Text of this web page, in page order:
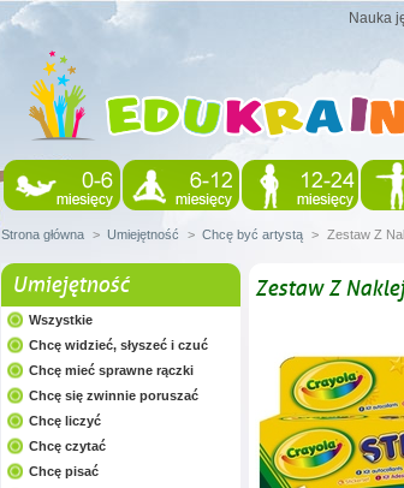
Nauka
Strona główna > Umiejętność > Chcę być artystą > Zestaw Z
Umiejętność
Wszystkie
Chcę widzieć, słyszeć i czuć
Chcę mieć sprawne rączki
Chcę się zwinnie poruszać
Chcę liczyć
Chcę czytać
Chcę pisać
Zestaw Z